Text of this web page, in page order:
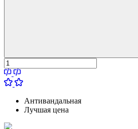
Антивандальная
Лучшая цена